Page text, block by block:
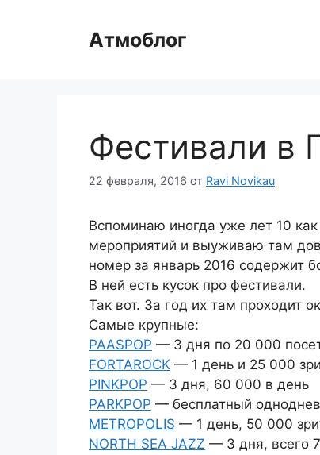
содержимомуАтмоблог
Фестивали в
22 февраля, 2016 от Ravi Novikau
Вспоминаю иногда уже лет 10
мероприятий и выуживаю там
номер за январь 2016 содержит
В ней есть кусок про фестивали.
Так вот. За год их там проходит
Самые крупные:
PAASPOP — 3 дня по 20 000
FORTAROCK — 1 день и 25 000
PINKPOP — 3 дня, 60 000 в день
PARKPOP — бесплатный
METROPOLIS — 1 день, 50 000
NORTH SEA JAZZ — 3 дня, всего